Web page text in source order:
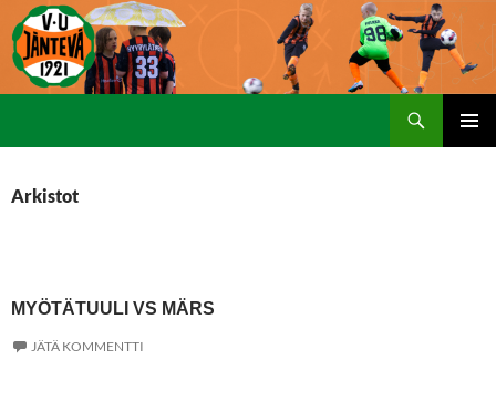
Arkistot
MYÖTÄTUULI VS MÄRS
JÄTÄ KOMMENTTI